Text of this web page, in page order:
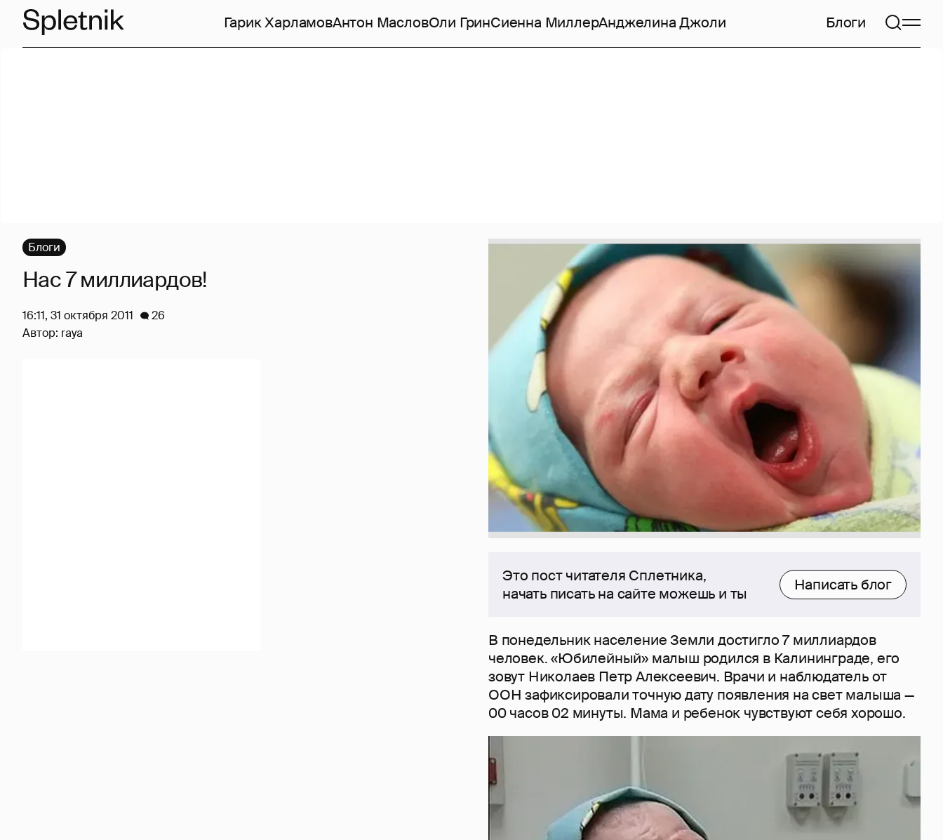
Гарик ХарламовАнтон МасловОли ГринСиенна МиллерАнджелина Джоли Блоги
Это пост читателя Сплетника,
начать писать на сайте можешь и ты
Написать блог
В понедельник население Земли достигло 7 миллиардов
человек. «Юбилейный» малыш родился в Калининграде, его
зовут Николаев Петр Алексеевич. Врачи и наблюдатель от
ООН зафиксировали точную дату появления на свет малыша —
00 часов 02 минуты. Мама и ребенок чувствуют себя хорошо.
Блоги
Нас 7 миллиардов!
16:11, 31 октября 2011
26
Автор: raya